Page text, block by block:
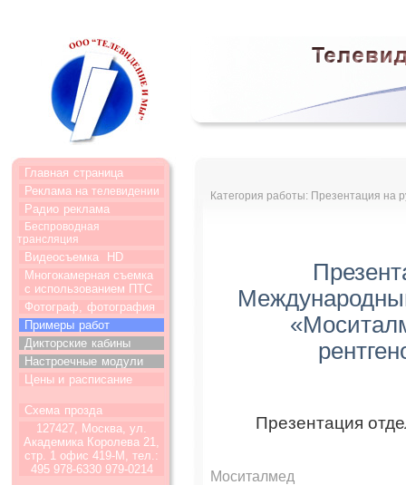
Главная страница
Реклама на телевидении
Радио реклама
Беспроводная
трансляция
Видеосъемка
HD
Многокамерная съемка
с использованием ПТС
Фотограф, фотография
Примеры работ
Дикторские кабины
Настроечные модули
Цены и расписание
Схема прозда
127427, Москва, ул.
Академика Королева 21,
стр. 1 офис 419-М, тел.:
495 978-6330 979-0214
Категория работы: Презентация на
Презентация
Моситалмед